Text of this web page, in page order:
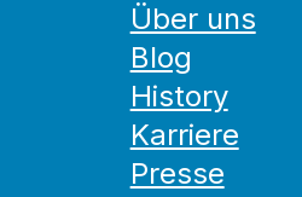
Über uns
Blog
History
Karriere
Presse